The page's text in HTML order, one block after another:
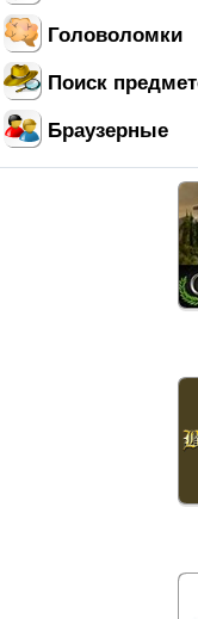
Головоломки
Поиск
Браузерные